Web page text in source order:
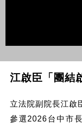
江啟臣「團結
立法院副院長江啟
參選2026台中市